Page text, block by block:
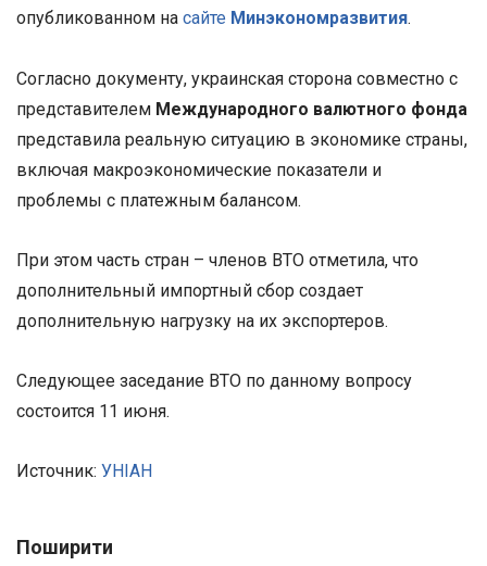
опубликованном на сайте Минэкономразвития.
Согласно документу, украинская сторона совместно с
представителем Международного валютного фонда
представила реальную ситуацию в экономике страны,
включая макроэкономические показатели и
проблемы с платежным балансом.
При этом часть стран – членов ВТО отметила, что
дополнительный импортный сбор создает
дополнительную нагрузку на их экспортеров.
Следующее заседание ВТО по данному вопросу
состоится 11 июня.
Источник: УНІАН
Поширити